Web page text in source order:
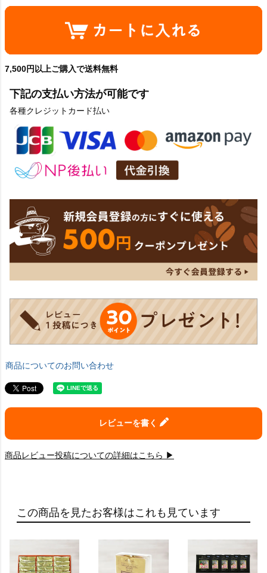
7,500円以上ご購入で送料無料
下記の支払い方法が可能です
各種クレジットカード払い
商品についてのお問い合わせ
レビューを書く
商品レビュー投稿についての詳細はこちら ▶
この商品を見たお客様はこれも見ています